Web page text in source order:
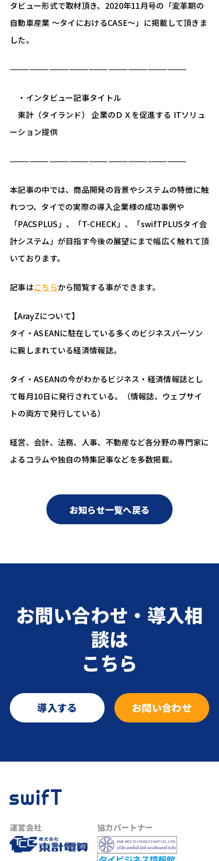
タビュー形式で取材頂き、2020年11月号の「変革期の
自動車産業 ～タイにおけるCASE～」に掲載して頂きま
した。
———————————————————————————
・インタビュー記事タイトル
東計（タイランド） 企業のＤＸを促進する ITソリュ
ーション提供
———————————————————————————
本記事の中では、商品開発の背景やシステムの特徴に触
れつつ、タイでの実際の導入企業様の成功事例や
「PACSPLUS」、「T-CHECK」、「swifTPLUSタイ会
計システム」が目指す今後の展望にまで幅広く触れて頂
いております。
記事はこちらから閲覧する事ができます。
【ArayZについて】
タイ・ASEANに駐在している多くのビジネスパーソン
に親しまれている経済情報誌。
タイ・ASEANの今がわかるビジネス・経済情報誌とし
て毎月10日に発行されている。（情報誌、ウェブサイ
トの両方で発行している）
経営、会計、法務、人事、不動産など各分野の専門家に
よるコラムや独自の特集記事などを多数掲載。
お知らせ一覧へ戻る
お問い合わせ・導入相
談は
こちら
導入する お問い合わせ
運営会社 協力パートナー